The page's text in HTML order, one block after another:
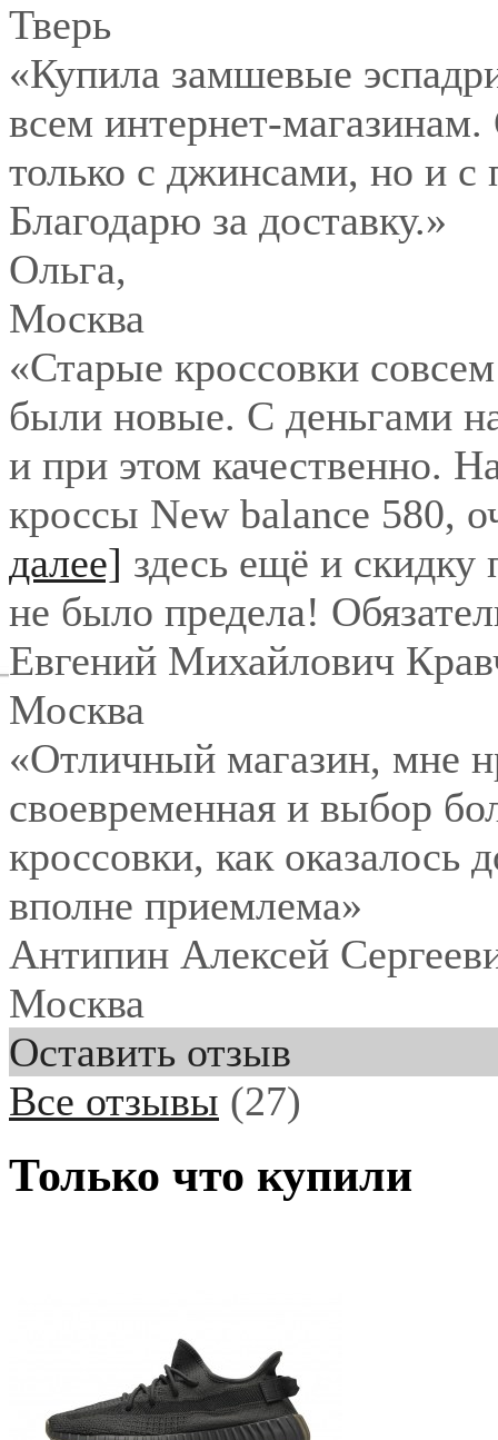
Тверь
«Купила замшевые
всем интернет-
только с джинсами, но и с
Благодарю за доставку.»
Ольга,
Москва
«Старые кроссовки
были новые. С деньгами
и при этом качественно.
кроссы New balance 580,
далее] здесь ещё и
не было предела!
Евгений Михайлович
Москва
«Отличный магазин, мне
своевременная и выбор
кроссовки, как оказалось
вполне приемлема»
Антипин Алексей
Москва
Оставить отзыв
Все отзывы (27)
Только что купили